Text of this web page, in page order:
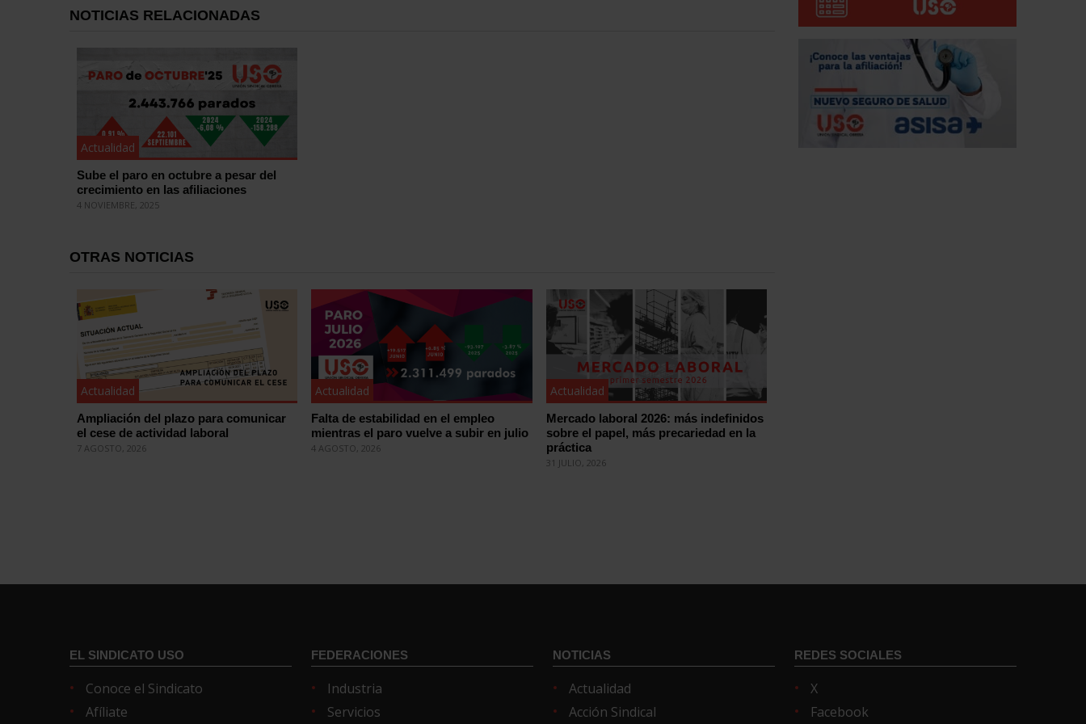
NOTICIAS RELACIONADAS
Actualidad
Sube el paro en octubre a pesar del
crecimiento en las afiliaciones
4 NOVIEMBRE, 2025
OTRAS NOTICIAS
Actualidad
Ampliación del plazo para comunicar
el cese de actividad laboral
7 AGOSTO, 2026
Actualidad
Falta de estabilidad en el empleo
mientras el paro vuelve a subir en julio
4 AGOSTO, 2026
Actualidad
Mercado laboral 2026: más indefinidos
sobre el papel, más precariedad en la
práctica
31 JULIO, 2026
EL SINDICATO USO
Conoce el Sindicato
Afíliate
FEDERACIONES
Industria
Servicios
NOTICIAS
Actualidad
Acción Sindical
REDES SOCIALES
X
Facebook